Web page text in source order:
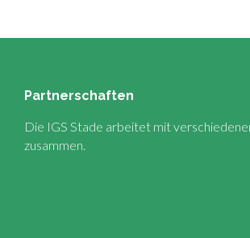
Partnerschaften
Die IGS Stade arbeitet mit
zusammen.